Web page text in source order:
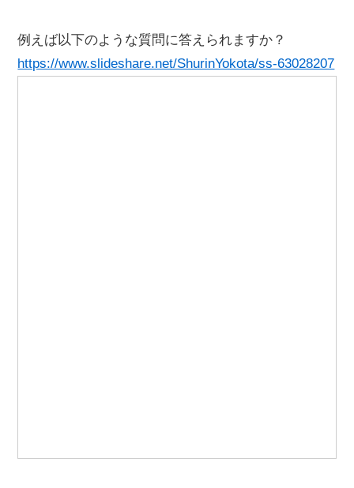
例えば以下のような質問に答えられますか？
https://www.slideshare.net/ShurinYokota/ss-63028207